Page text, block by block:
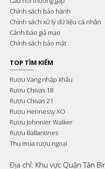
Chính sách bảo hành
Chính sách xử lý dữ liệu cá nhân
Cảnh báo giả mạo
Chính sách bảo mật
TOP TÌM KIẾM
Rượu Vang nhập khẩu
Rượu Chivas 18
Rượu Chivas 21
Rượu Hennessy XO
Rượu Johnnier Walker
Rượu Ballantines
Thu mua rượu ngoại
Địa chỉ: Khu vực Quận Tân